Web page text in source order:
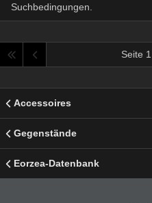
Suchbedingungen.
Seite
Accessoires
Gegenstände
Eorzea-Datenbank